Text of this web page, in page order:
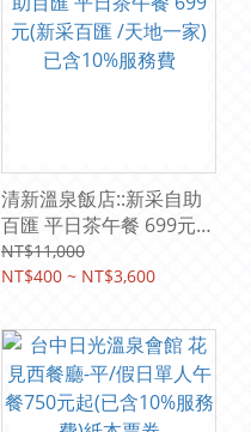
清新溫泉飯店::新采自助
百匯 平日茶午餐 699元
(新采百匯 /天地一家)已含
10%服務費
NT$11,000
NT$400 ~ NT$3,600